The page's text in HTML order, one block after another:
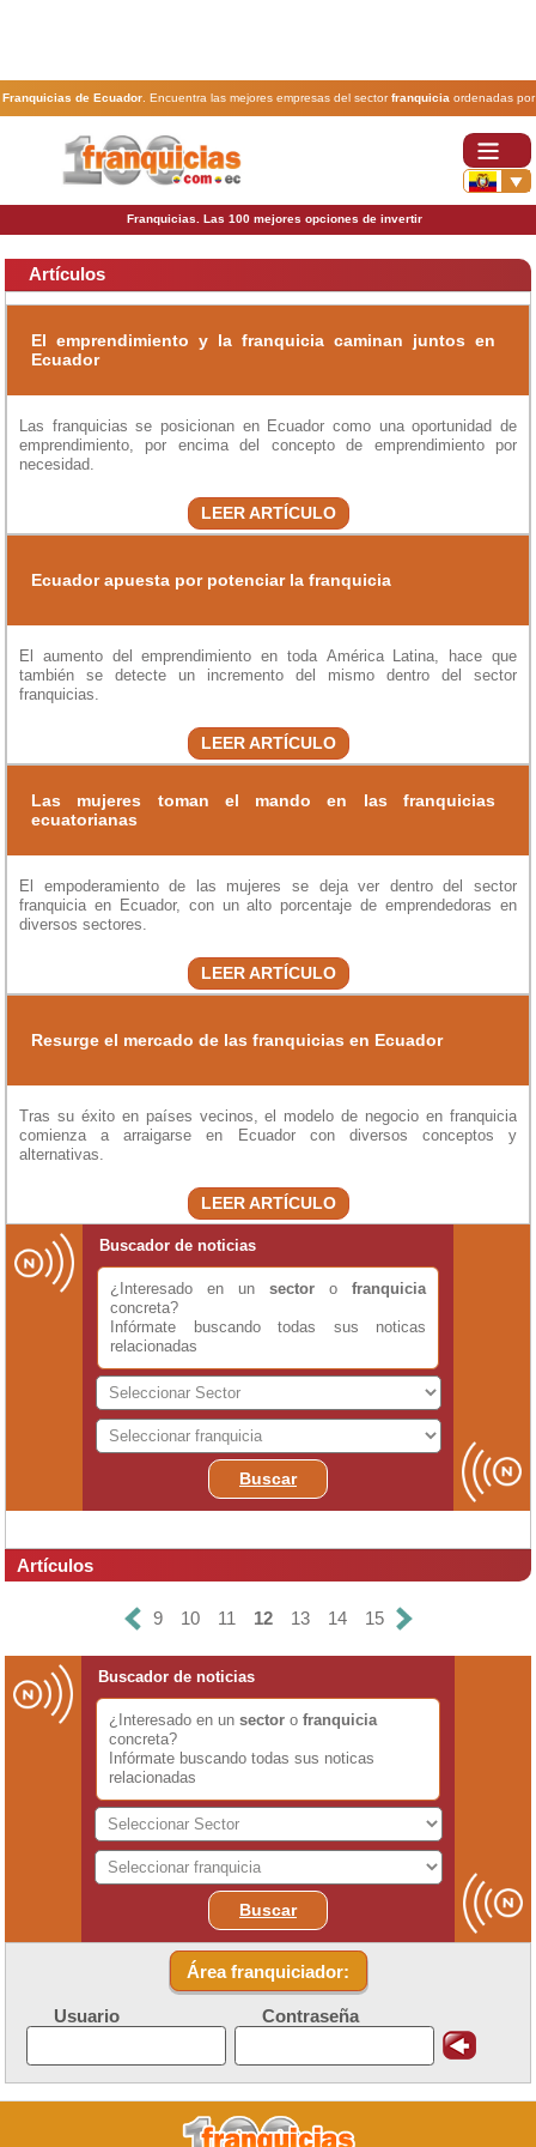
Franquicias de Ecuador. Encuentra las mejores empresas del sectorfranquicia ordenadas por
actividad. En www.100franquicias.com.ec encontrarás las más rentables, baratas y
Franquicias. Las 100 mejores opciones de invertir
Artículos
El emprendimiento y la franquicia caminan juntos en
Ecuador
Las franquicias se posicionan en Ecuador como una oportunidad de
emprendimiento, por encima del concepto de emprendimiento por
necesidad.
LEER ARTÍCULO
Ecuador apuesta por potenciar la franquicia
El aumento del emprendimiento en toda América Latina, hace que
también se detecte un incremento del mismo dentro del sector
franquicias.
LEER ARTÍCULO
Las mujeres toman el mando en las franquicias
ecuatorianas
El empoderamiento de las mujeres se deja ver dentro del sector
franquicia en Ecuador, con un alto porcentaje de emprendedoras en
diversos sectores.
LEER ARTÍCULO
Resurge el mercado de las franquicias en Ecuador
Tras su éxito en países vecinos, el modelo de negocio en franquicia
comienza a arraigarse en Ecuador con diversos conceptos y
alternativas.
LEER ARTÍCULO
Buscador de noticias
¿Interesado en un sector o franquicia
concreta?
Infórmate buscando todas sus noticas
relacionadas
Buscar
Artículos
9 10 11 12 13 14 15
Buscador de noticias
¿Interesado en un sector o franquicia
concreta?
Infórmate buscando todas sus noticas
relacionadas
Buscar
Área franquiciador:
Usuario Contraseña